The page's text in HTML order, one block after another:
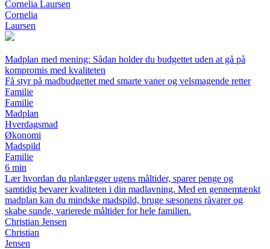
Cornelia Laursen
Cornelia
Laursen
Madplan med mening: Sådan holder du budgettet uden at gå på
kompromis med kvaliteten
Få styr på madbudgettet med smarte vaner og velsmagende retter
Familie
Familie
Madplan
Hverdagsmad
Økonomi
Madspild
Familie
6 min
Lær hvordan du planlægger ugens måltider, sparer penge og
samtidig bevarer kvaliteten i din madlavning. Med en gennemtænkt
madplan kan du mindske madspild, bruge sæsonens råvarer og
skabe sunde, varierede måltider for hele familien.
Christian Jensen
Christian
Jensen